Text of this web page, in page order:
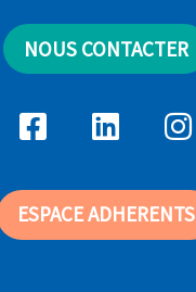
NOUS CONTACTER
ESPACE ADHERENTS